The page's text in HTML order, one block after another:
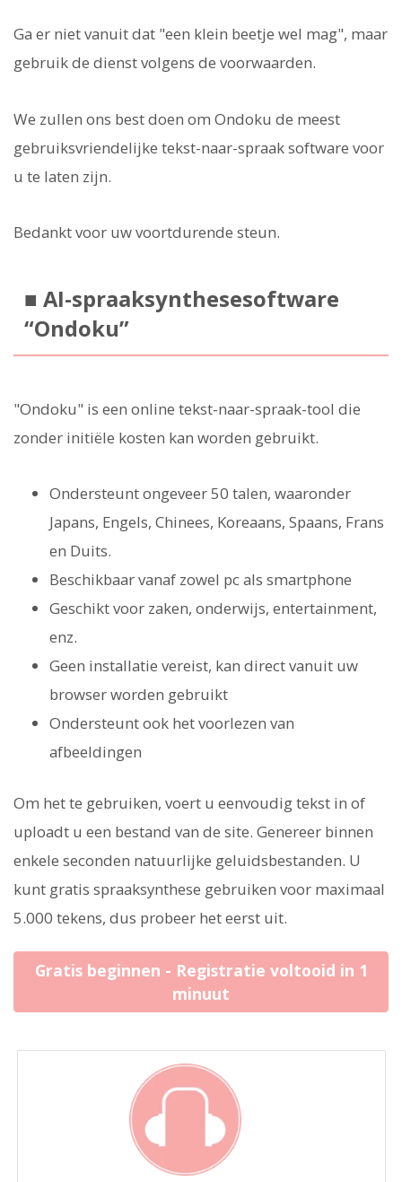
Ga er niet vanuit dat "een klein beetje wel mag", maar
gebruik de dienst volgens de voorwaarden.
We zullen ons best doen om Ondoku de meest
gebruiksvriendelijke tekst-naar-spraak software voor
u te laten zijn.
Bedankt voor uw voortdurende steun.
■ AI-spraaksynthesesoftware
“Ondoku”
"Ondoku" is een online tekst-naar-spraak-tool die
zonder initiële kosten kan worden gebruikt.
Ondersteunt ongeveer 50 talen, waaronder
Japans, Engels, Chinees, Koreaans, Spaans, Frans
en Duits.
Beschikbaar vanaf zowel pc als smartphone
Geschikt voor zaken, onderwijs, entertainment,
enz.
Geen installatie vereist, kan direct vanuit uw
browser worden gebruikt
Ondersteunt ook het voorlezen van
afbeeldingen
Om het te gebruiken, voert u eenvoudig tekst in of
uploadt u een bestand van de site. Genereer binnen
enkele seconden natuurlijke geluidsbestanden. U
kunt gratis spraaksynthese gebruiken voor maximaal
5.000 tekens, dus probeer het eerst uit.
Gratis beginnen - Registratie voltooid in 1
minuut